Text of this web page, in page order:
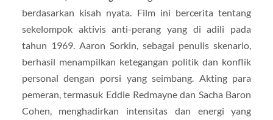
berdasarkan kisah nyata. Film ini bercerita tentang
sekelompok aktivis anti-perang yang di adili pada
tahun 1969. Aaron Sorkin, sebagai penulis skenario,
berhasil menampilkan ketegangan politik dan konflik
personal dengan porsi yang seimbang. Akting para
pemeran, termasuk Eddie Redmayne dan Sacha Baron
Cohen, menghadirkan intensitas dan energi yang